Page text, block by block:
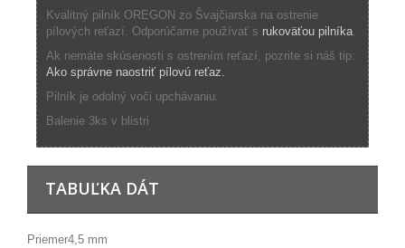
Kvalitný pilník OREGON zo Švajčiarska na ostrenie
pílových reťazí. Odporúčame používať s rukoväťou pilníka.
Ak nemáte skúsenosti s ostrením reťazí, pozrite si náš tip:
Ako správne naostriť pílovú reťaz.
Pilník je odolný voči upchávaniu.
Balenie 3ks v blistri
TABUĽKA DÁT
Priemer4,5 mm